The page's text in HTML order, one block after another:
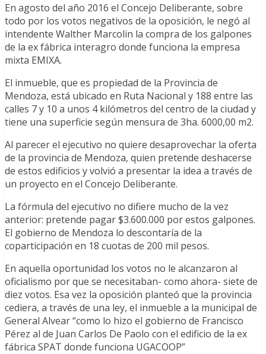
En agosto del año 2016 el Concejo Deliberante, sobre
todo por los votos negativos de la oposición, le negó al
intendente Walther Marcolin la compra de los galpones
de la ex fábrica interagro donde funciona la empresa
mixta EMIXA.
El inmueble, que es propiedad de la Provincia de
Mendoza, está ubicado en Ruta Nacional y 188 entre las
calles 7 y 10 a unos 4 kilómetros del centro de la ciudad y
tiene una superficie según mensura de 3ha. 6000,00 m2.
Al parecer el ejecutivo no quiere desaprovechar la oferta
de la provincia de Mendoza, quien pretende deshacerse
de estos edificios y volvió a presentar la idea a través de
un proyecto en el Concejo Deliberante.
La fórmula del ejecutivo no difiere mucho de la vez
anterior: pretende pagar $3.600.000 por estos galpones.
El gobierno de Mendoza lo descontaría de la
coparticipación en 18 cuotas de 200 mil pesos.
En aquella oportunidad los votos no le alcanzaron al
oficialismo por que se necesitaban- como ahora- siete de
diez votos. Esa vez la oposición planteó que la provincia
cediera, a través de una ley, el inmueble a la municipal de
General Alvear “como lo hizo el gobierno de Francisco
Pérez al de Juan Carlos De Paolo con el edificio de la ex
fábrica SPAT donde funciona UGACOOP”